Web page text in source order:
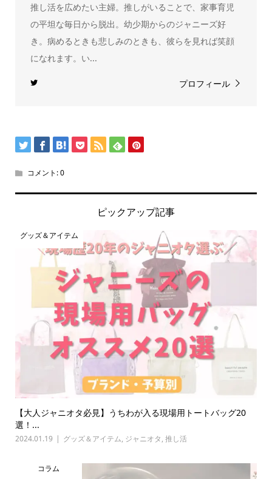
推し活を広めたい主婦。推しがいることで、家事育児
の平坦な毎日から脱出。幼少期からのジャニーズ好
き。病めるときも悲しみのときも、彼らを見れば笑顔
になれます。い...
プロフィール
コメント:0
ピックアップ記事
グッズ＆アイテム
【大人ジャニオタ必見】うちわが入る現場用トートバッグ20
選！...
2024.01.19 グッズ＆アイテム, ジャニオタ, 推し活
コラム